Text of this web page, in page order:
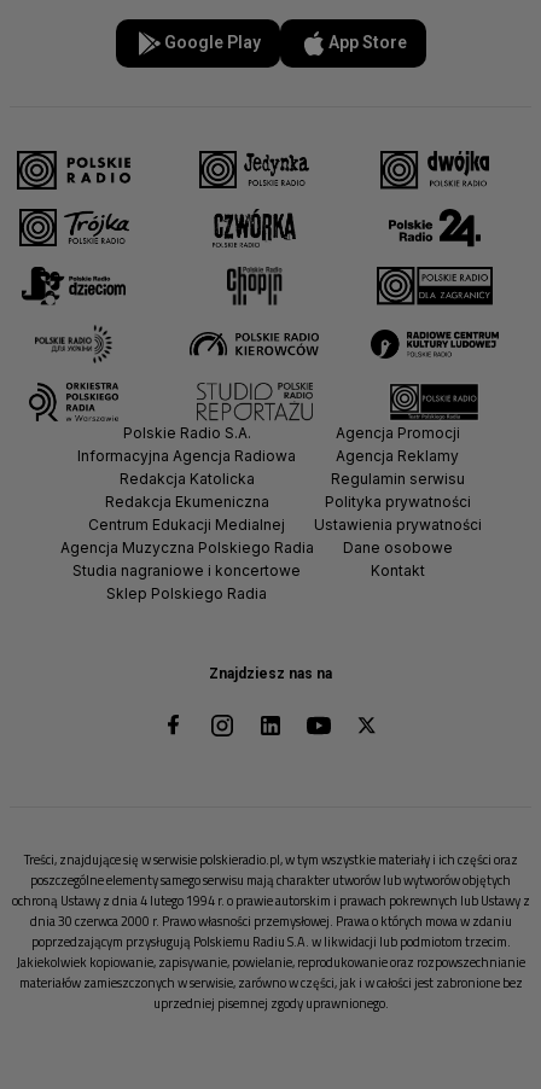
Google Play App Store
Znajdziesz nas na
Polskie Radio S.A.
Informacyjna Agencja Radiowa
Redakcja Katolicka
Redakcja Ekumeniczna
Centrum Edukacji Medialnej
Agencja Muzyczna Polskiego Radia
Studia nagraniowe i koncertowe
Sklep Polskiego Radia
Agencja Promocji
Agencja Reklamy
Regulamin serwisu
Polityka prywatności
Ustawienia prywatności
Dane osobowe
Kontakt
Treści, znajdujące się w serwisie polskieradio.pl, w tym wszystkie materiały i ich części oraz
poszczególne elementy samego serwisu mają charakter utworów lub wytworów objętych
ochroną Ustawy z dnia 4 lutego 1994 r. o prawie autorskim i prawach pokrewnych lub Ustawy z
dnia 30 czerwca 2000 r. Prawo własności przemysłowej. Prawa o których mowa w zdaniu
poprzedzającym przysługują Polskiemu Radiu S.A. w likwidacji lub podmiotom trzecim.
Jakiekolwiek kopiowanie, zapisywanie, powielanie, reprodukowanie oraz rozpowszechnianie
materiałów zamieszczonych w serwisie, zarówno w części, jak i w całości jest zabronione bez
uprzedniej pisemnej zgody uprawnionego.